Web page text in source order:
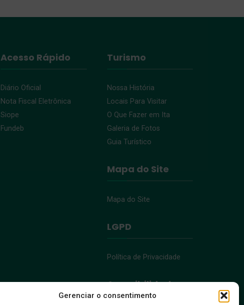
Gerenciar o consentimento
Acesso Rápido
Diário Oficial
Nota Fiscal Eletrônica
Siope
Fundeb
Turismo
Nossa História
Locais Para Visitar
O Que Fazer em Ita
Galeria de Fotos
Guia Turístico
Mapa do Site
Mapa do Site
LGPD
Política de Privacidade
Acessibilidade